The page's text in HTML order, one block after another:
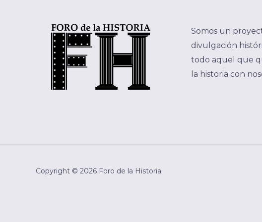
Somos un
divulgación
todo aquel que
la historia con
Copyright © 2026 Foro de la Historia